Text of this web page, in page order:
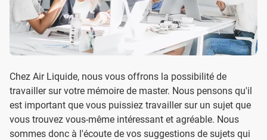
Chez Air Liquide, nous vous offrons la possibilité de
travailler sur votre mémoire de master. Nous pensons qu'il
est important que vous puissiez travailler sur un sujet que
vous trouvez vous-même intéressant et agréable. Nous
sommes donc à l'écoute de vos suggestions de sujets qui